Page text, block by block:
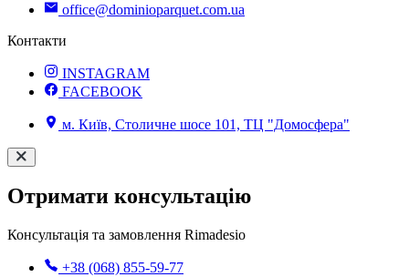
office@dominioparquet.com.ua
Контакти
INSTAGRAM
FACEBOOK
м. Київ, Столичне шосе 101, ТЦ "Домосфера"
Отримати консультацію
Консультація та замовлення Rimadesio
+38 (068) 855-59-77